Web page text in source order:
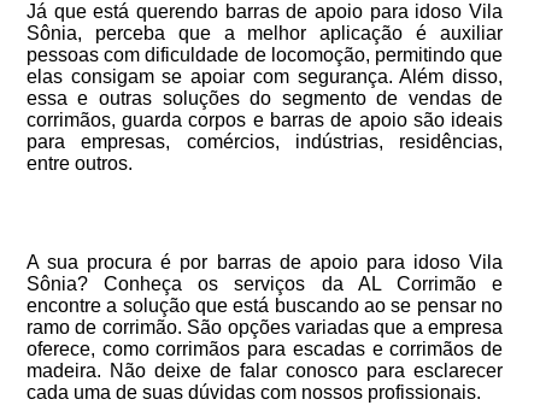
Já que está querendo barras de apoio para idoso Vila
Sônia, perceba que a melhor aplicação é auxiliar
pessoas com dificuldade de locomoção, permitindo que
elas consigam se apoiar com segurança. Além disso,
essa e outras soluções do segmento de vendas de
corrimãos, guarda corpos e barras de apoio são ideais
para empresas, comércios, indústrias, residências,
entre outros.
A sua procura é por barras de apoio para idoso Vila
Sônia? Conheça os serviços da AL Corrimão e
encontre a solução que está buscando ao se pensar no
ramo de corrimão. São opções variadas que a empresa
oferece, como corrimãos para escadas e corrimãos de
madeira. Não deixe de falar conosco para esclarecer
cada uma de suas dúvidas com nossos profissionais.